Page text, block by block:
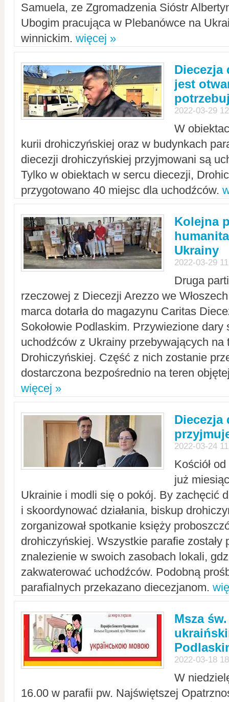
Samuela, ze Zgromadzenia Sióstr
Ubogim pracująca w Plebanówce na
winnickim. więcej »
Diecezja
jest
2022-03-29
W
kurii drohiczyńskiej oraz w budynkach
diecezji drohiczyńskiej przyjmowani są
Tylko w obiektach w sercu diecezji,
przygotowano 40 miejsc dla uchodźców.
Kolejna
Ukrainy
2022-03-29
Druga
rzeczowej z Diecezji Arezzo we
marca dotarła do magazynu Caritas
Sokołowie Podlaskim. Przywiezione dary
uchodźców z Ukrainy przebywających na
Drohiczyńskiej. Część z nich zostanie
dostarczona bezpośrednio na teren
więcej »
Diecezja
2022-03-24
Kościół
już
Ukrainie i modli się o pokój. By zachęcić
i skoordynować działania, biskup
zorganizował spotkanie księży
drohiczyńskiej. Wszystkie parafie zostały
znalezienie w swoich zasobach lokali,
zakwaterować uchodźców. Podobną
parafialnych przekazano diecezjanom.
Msza
2022-03-18
W
16.00 w parafii pw. Najświętszej